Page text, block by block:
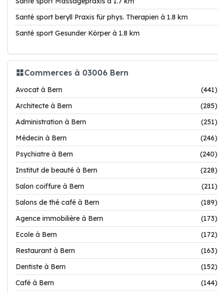
Santé sport beryll Praxis für phys. Therapien à 1.8 km
Santé sport Gesunder Körper à 1.8 km
Commerces à 03006 Bern
Avocat à Bern
(441)
Architecte à Bern
(285)
Administration à Bern
(251)
Médecin à Bern
(246)
Psychiatre à Bern
(240)
Institut de beauté à Bern
(228)
Salon coiffure à Bern
(211)
Salons de thé café à Bern
(189)
Agence immobilière à Bern
(173)
Ecole à Bern
(172)
Restaurant à Bern
(163)
Dentiste à Bern
(152)
Café à Bern
(144)